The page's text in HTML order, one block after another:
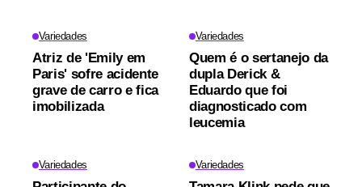
Variedades
Atriz de 'Emily em
Paris' sofre acidente
grave de carro e fica
imobilizada
Variedades
Quem é o sertanejo da
dupla Derick &
Eduardo que foi
diagnosticado com
leucemia
Variedades Variedades